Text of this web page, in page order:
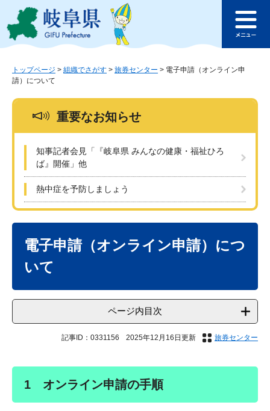
ジ
ュ
このページの本文へ
ュ
トップページ > 組織でさがす > 旅券センター > 電子申請（オンライン申
請）について
重要なお知らせ
知事記者会見「『岐阜県 みんなの健康・福祉ひろ
ば』開催」他
熱中症を予防しましょう
電子申請（オンライン申請）につ
いて
ページ内目次
記事ID：0331156 2025年12月16日更新 旅券センター
1 オンライン申請の手順